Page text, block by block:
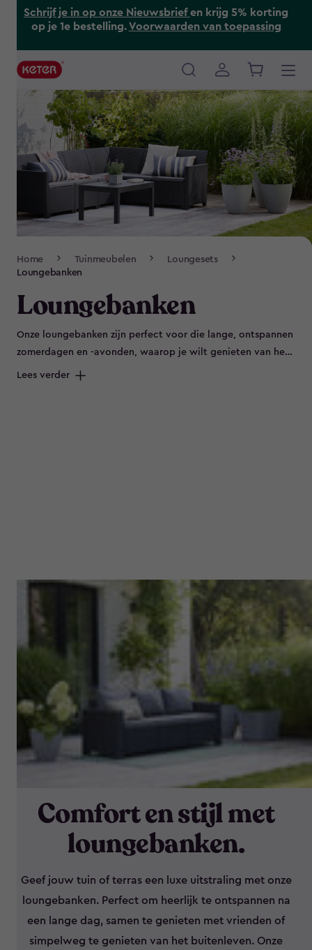
Schrijf je in op onze Nieuwsbriefen krijg 5% korting
op je 1e bestelling.Voorwaarden van toepassing
Main
navigation
Navigation
Home Tuinmeubelen
Loungesets
Loungebanken
Loungebanken
Onze loungebanken zijn perfect voor die lange, ontspannen
zomerdagen en -avonden, waarop je wilt genieten van het
buitenleven in alle comfort. Onze tuinbanken zijn niet alleen
Lees verder
Comfort en stijl met
loungebanken.
Geef jouw tuin of terras een luxe uitstraling met onze
loungebanken. Perfect om heerlijk te ontspannen na
een lange dag, samen te genieten met vrienden of
simpelweg te genieten van het buitenleven. Onze